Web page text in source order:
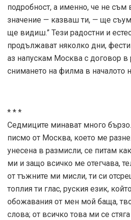
подробност, а именно, че не съм
значение — казваш ти, — ще
ще видиш.” Тези радостни и
продължават няколко дни,
аз напускам Москва с договор
снимането на филма в
* * *
Седмиците минават много
писмо от Москва, което ме
унесена в размисли, се питам
ми и защо всичко ме отегчава,
от тъжните ми мисли, ти си
топлия ти глас, руския език,
обожавания от мен мой баща,
слова; от всичко това ми се